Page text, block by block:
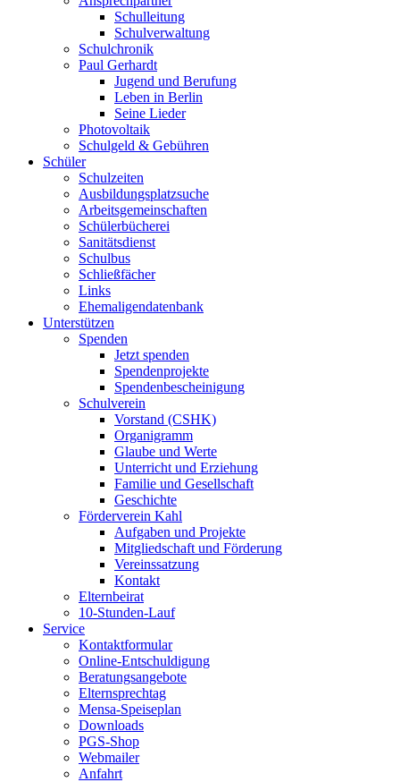
Schulleitung
Schulverwaltung
Schulchronik
Paul Gerhardt
Jugend und Berufung
Leben in Berlin
Seine Lieder
Photovoltaik
Schulgeld & Gebühren
Schüler
Schulzeiten
Ausbildungsplatzsuche
Arbeitsgemeinschaften
Schülerbücherei
Sanitätsdienst
Schulbus
Schließfächer
Links
Ehemaligendatenbank
Unterstützen
Spenden
Jetzt spenden
Spendenprojekte
Spendenbescheinigung
Schulverein
Vorstand (CSHK)
Organigramm
Glaube und Werte
Unterricht und Erziehung
Familie und Gesellschaft
Geschichte
Förderverein Kahl
Aufgaben und Projekte
Mitgliedschaft und Förderung
Vereinssatzung
Kontakt
Elternbeirat
10-Stunden-Lauf
Service
Kontaktformular
Online-Entschuldigung
Beratungsangebote
Elternsprechtag
Mensa-Speiseplan
Downloads
PGS-Shop
Webmailer
Anfahrt